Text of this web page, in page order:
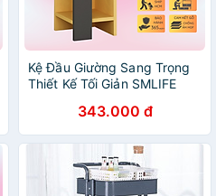
Kệ Đầu Giường Sang Trọng
Thiết Kế Tối Giản SMLIFE
343.000 đ